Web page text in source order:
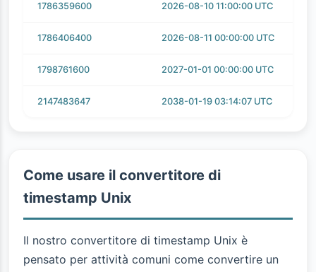
1786359600 2026-08-10 11:00:00 UTC
1786406400 2026-08-11 00:00:00 UTC
1798761600 2027-01-01 00:00:00 UTC
2147483647 2038-01-19 03:14:07 UTC
Come usare il convertitore di
timestamp Unix
Il nostro convertitore di timestamp Unix è
pensato per attività comuni come convertire un